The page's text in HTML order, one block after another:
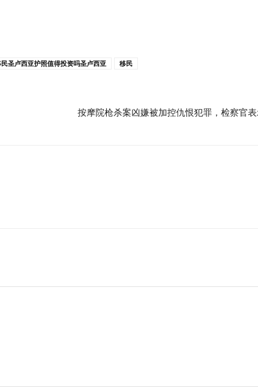
圣卢西亚护照值得投资吗圣卢西亚 移民
按摩院枪杀案凶嫌被加控仇恨犯罪，检察官